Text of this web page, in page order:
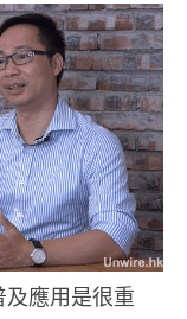
應用是很重